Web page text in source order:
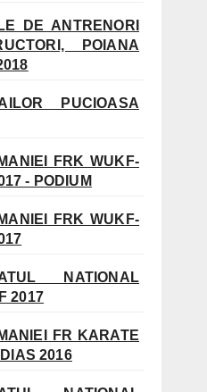
DE ANTRENORI
POIANA
PUCIOASA
FRK WUKF-
- PODIUM
FRK WUKF-
NATIONAL
2017
FR KARATE
2016